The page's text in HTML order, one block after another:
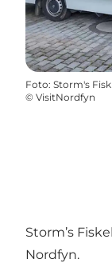
Foto: Storm's Fisk
© VisitNordfyn
Storm’s
Nordfyn.